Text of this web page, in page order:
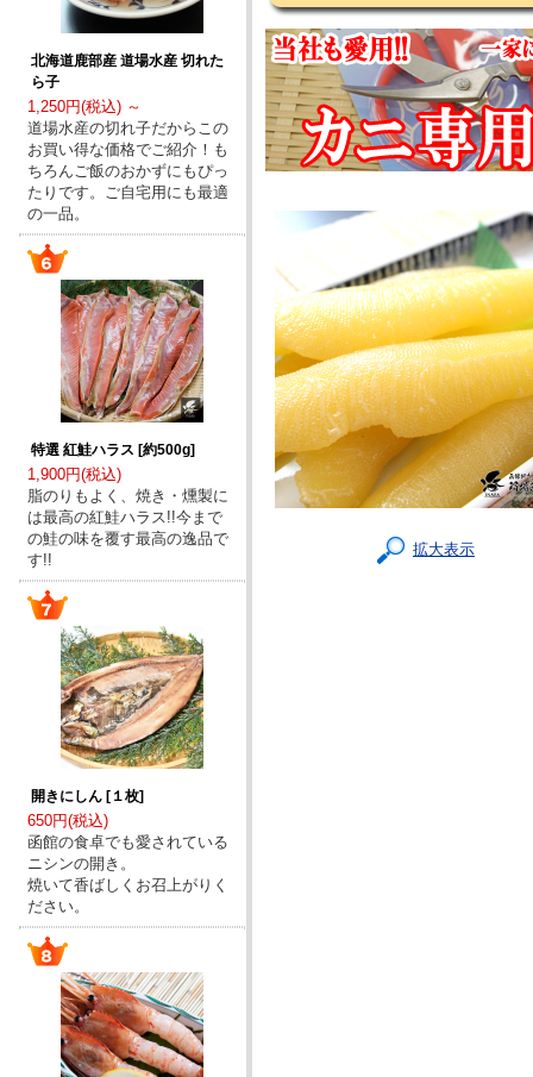
北海道鹿部産 道場水産 切れた
ら子
1,250円(税込) ～
道場水産の切れ子だからこの
お買い得な価格でご紹介！も
ちろんご飯のおかずにもぴっ
たりです。ご自宅用にも最適
の一品。
特選 紅鮭ハラス [約500g]
1,900円(税込)
脂のりもよく、焼き・燻製に
は最高の紅鮭ハラス!!今まで
の鮭の味を覆す最高の逸品で
す!!
開きにしん [１枚]
650円(税込)
函館の食卓でも愛されている
ニシンの開き。
焼いて香ばしくお召上がりく
ださい。
拡大表示